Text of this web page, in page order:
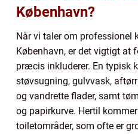
København?
Når vi taler om professionel
København, er det vigtigt at
præcis inkluderer. En typisk
støvsugning, gulvvask,
og vandrette flader, samt
og papirkurve. Hertil
toiletområder, som ofte er